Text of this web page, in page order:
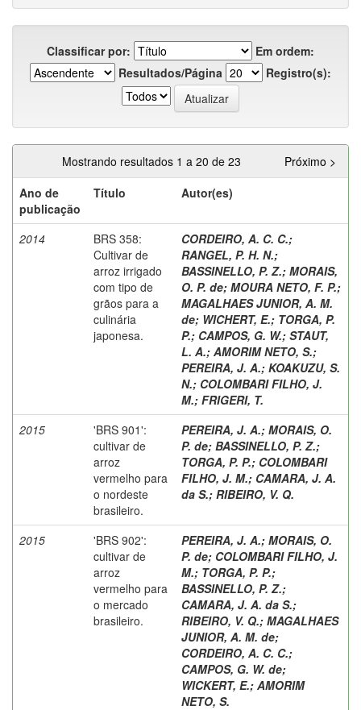
Classificar por:
Em ordem:
Resultados/Página
Registro(s):
Mostrando resultados 1 a 20 de 23
Próximo >
Ano de
publicação
Título Autor(es)
2014
BRS 358:
Cultivar de
arroz irrigado
com tipo de
grãos para a
culinária
japonesa.
CORDEIRO, A. C. C.;
RANGEL, P. H. N.;
BASSINELLO, P. Z.; MORAIS,
O. P. de; MOURA NETO, F. P.;
MAGALHAES JUNIOR, A. M.
de; WICHERT, E.; TORGA, P.
P.; CAMPOS, G. W.; STAUT,
L. A.; AMORIM NETO, S.;
PEREIRA, J. A.; KOAKUZU, S.
N.; COLOMBARI FILHO, J.
M.; FRIGERI, T.
2015
'BRS 901':
cultivar de
arroz
vermelho para
o nordeste
brasileiro.
PEREIRA, J. A.; MORAIS, O.
P. de; BASSINELLO, P. Z.;
TORGA, P. P.; COLOMBARI
FILHO, J. M.; CAMARA, J. A.
da S.; RIBEIRO, V. Q.
2015
'BRS 902':
cultivar de
arroz
vermelho para
o mercado
brasileiro.
PEREIRA, J. A.; MORAIS, O.
P. de; COLOMBARI FILHO, J.
M.; TORGA, P. P.;
BASSINELLO, P. Z.;
CAMARA, J. A. da S.;
RIBEIRO, V. Q.; MAGALHAES
JUNIOR, A. M. de;
CORDEIRO, A. C. C.;
CAMPOS, G. W. de;
WICKERT, E.; AMORIM
NETO, S.